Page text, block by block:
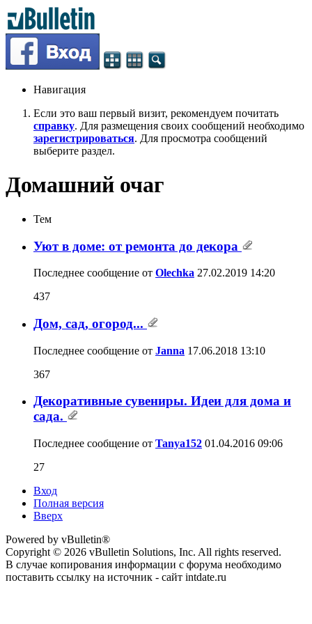
Навигация
Если это ваш первый визит, рекомендуем почитать
справку. Для размещения своих сообщений необходимо
зарегистрироваться. Для просмотра сообщений
выберите раздел.
Домашний очаг
Тем
Уют в доме: от ремонта до декора
Последнее сообщение от Olechka 27.02.2019 14:20
437
Дом, сад, огород...
Последнее сообщение от Janna 17.06.2018 13:10
367
Декоративные сувениры. Идеи для дома и
сада.
Последнее сообщение от Tanya152 01.04.2016 09:06
27
Вход
Полная версия
Вверх
Powered by vBulletin®
Copyright © 2026 vBulletin Solutions, Inc. All rights reserved.
В случае копирования информации с форума необходимо
поставить ссылку на источник - сайт intdate.ru